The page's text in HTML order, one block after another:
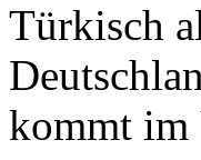
Türkisch
kommt im